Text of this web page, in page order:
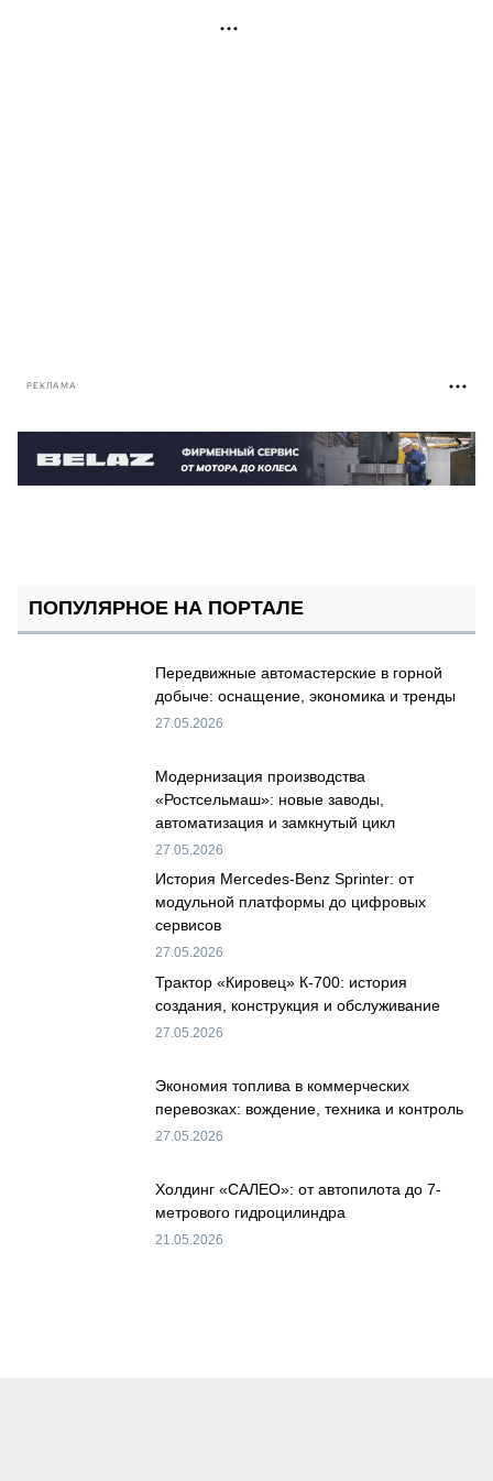
РЕКЛАМА
ПОПУЛЯРНОЕ НА ПОРТАЛЕ
Передвижные автомастерские в горной
добыче: оснащение, экономика и тренды
27.05.2026
Модернизация производства
«Ростсельмаш»: новые заводы,
автоматизация и замкнутый цикл
27.05.2026
История Mercedes-Benz Sprinter: от
модульной платформы до цифровых
сервисов
27.05.2026
Трактор «Кировец» К-700: история
создания, конструкция и обслуживание
27.05.2026
Экономия топлива в коммерческих
перевозках: вождение, техника и контроль
27.05.2026
Холдинг «САЛЕО»: от автопилота до 7-
метрового гидроцилиндра
21.05.2026